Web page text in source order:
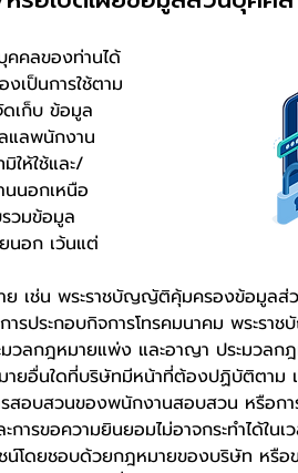
คคลของท่านได้
เป็นการใช้ตาม
เก็บ ข้อมูล
แลพนักงาน
ให้ใช้และ/
นอกเหนือ
วมข้อมูล
นอก เว้นแต่
เช่น พระราชบัญญัติคุ้มครองข้อมูล
รประกอบกิจการโทรคมนาคม พระรา
วลกฎหมายแพ่ง และอาญา ประมวล
ายอื่นใดที่บริษัทมีหน้าที่ต้องปฏิบัติตาม
รสอบสวนของพนักงานสอบสวน หรือ
ารขอความยินยอมไม่อาจกระทำได้ในเ
น์โดยชอบด้วยกฎหมายของบริษัท หรื